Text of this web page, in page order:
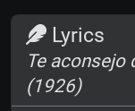
Lyrics
Te aconsejo
(1926)